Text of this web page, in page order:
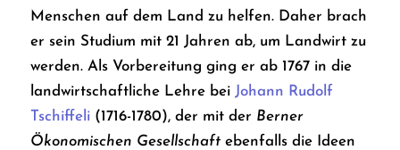
Menschen auf dem Land zu helfen. Daher brach
er sein Studium mit 21 Jahren ab, um Landwirt zu
werden. Als Vorbereitung ging er ab 1767 in die
landwirtschaftliche Lehre bei Johann Rudolf
Tschiffeli(1716-1780), der mit der Berner
Ökonomischen Gesellschaftebenfalls die Ideen